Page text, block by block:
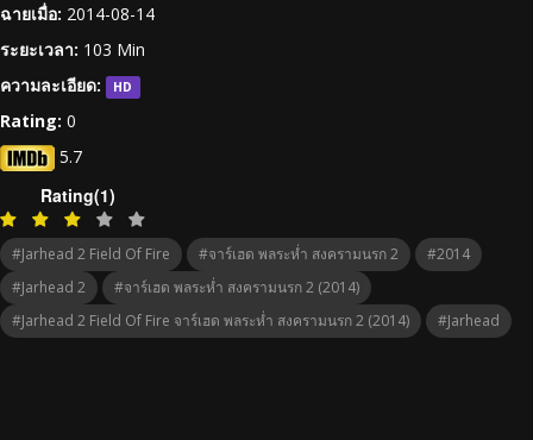
ฉายเมื่อ: 2014-08-14
ระยะเวลา: 103 Min
ความละเอียด:
HD
Rating: 0
5.7
Rating(1)
#Jarhead 2 Field Of Fire #จาร์เฮด พลระห่ำ สงครามนรก 2
#2014
#Jarhead 2
#จาร์เฮด พลระห่ำ สงครามนรก 2 (2014)
#Jarhead 2 Field Of Fire จาร์เฮด พลระห่ำ สงครามนรก 2 (2014)
#Jarhead